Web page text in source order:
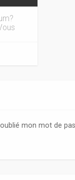
oublié mon mot de